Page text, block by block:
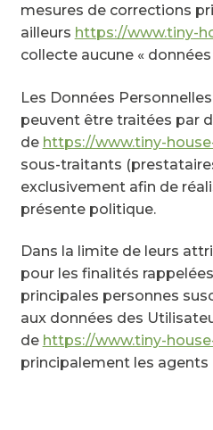
mesures de corrections
ailleurs https://www.tiny-
collecte aucune « données
Les Données
peuvent être traitées par
de https://www.tiny-
sous-traitants
exclusivement afin de
présente politique.
Dans la limite de leurs
pour les finalités
principales personnes
aux données des
de https://www.tiny-
principalement les agents